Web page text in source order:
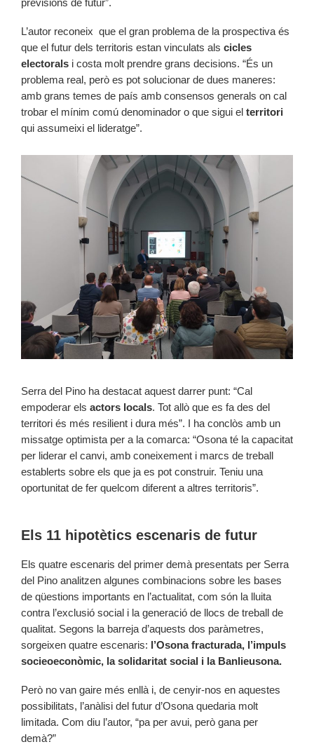
previsions de futur”.
L’autor reconeix que el gran problema de la prospectiva és
que el futur dels territoris estan vinculats als cicles
electorals i costa molt prendre grans decisions. “És un
problema real, però es pot solucionar de dues maneres:
amb grans temes de país amb consensos generals on cal
trobar el mínim comú denominador o que sigui el territori
qui assumeixi el lideratge”.
Serra del Pino ha destacat aquest darrer punt: “Cal
empoderar els actors locals. Tot allò que es fa des del
territori és més resilient i dura més”. I ha conclòs amb un
missatge optimista per a la comarca: “Osona té la capacitat
per liderar el canvi, amb coneixement i marcs de treball
establerts sobre els que ja es pot construir. Teniu una
oportunitat de fer quelcom diferent a altres territoris”.
Els 11 hipotètics escenaris de futur
Els quatre escenaris del primer demà presentats per Serra
del Pino analitzen algunes combinacions sobre les bases
de qüestions importants en l’actualitat, com són la lluita
contra l’exclusió social i la generació de llocs de treball de
qualitat. Segons la barreja d’aquests dos paràmetres,
sorgeixen quatre escenaris: l’Osona fracturada, l’impuls
socieoeconòmic, la solidaritat social i la Banlieusona.
Però no van gaire més enllà i, de cenyir-nos en aquestes
possibilitats, l’anàlisi del futur d’Osona quedaria molt
limitada. Com diu l’autor, “pa per avui, però gana per
demà?”